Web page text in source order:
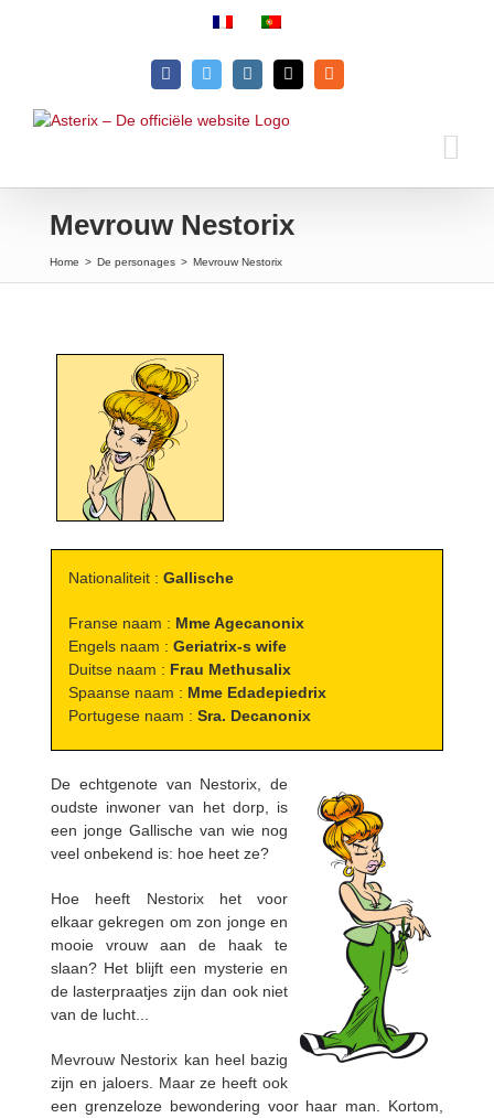
FacebookTwitterInstagramEmailRss
Mevrouw Nestorix
Home > De personages > Mevrouw Nestorix
Nationaliteit : Gallische
Franse naam : Mme Agecanonix
Engels naam : Geriatrix-s wife
Duitse naam : Frau Methusalix
Spaanse naam : Mme Edadepiedrix
Portugese naam : Sra. Decanonix
De echtgenote van Nestorix, de
oudste inwoner van het dorp, is
een jonge Gallische van wie nog
veel onbekend is: hoe heet ze?
Hoe heeft Nestorix het voor
elkaar gekregen om zon jonge en
mooie vrouw aan de haak te
slaan? Het blijft een mysterie en
de lasterpraatjes zijn dan ook niet
van de lucht...
Mevrouw Nestorix kan heel bazig
zijn en jaloers. Maar ze heeft ook
een grenzeloze bewondering voor haar man. Kortom,